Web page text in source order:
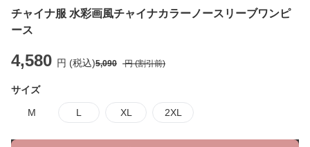
チャイナ服 水彩画風チャイナカラーノースリーブワンピ
ース
4,580 円 (税込)5,090 円 (割引前)
サイズ
M L XL 2XL